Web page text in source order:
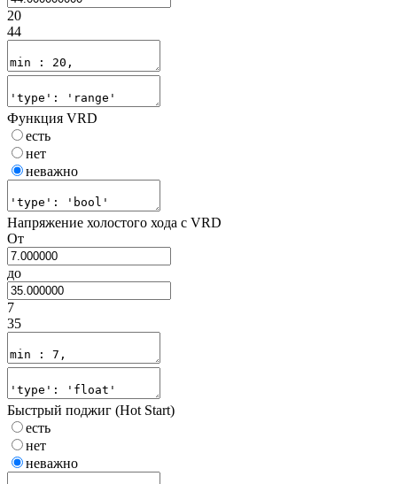
20
44
Функция VRD
есть
нет
неважно
Напряжение холостого хода с VRD
От
до
7
35
Быстрый поджиг (Hot Start)
есть
нет
неважно